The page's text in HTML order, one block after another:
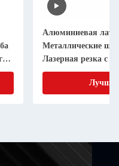
0.01 мм
Сварка на